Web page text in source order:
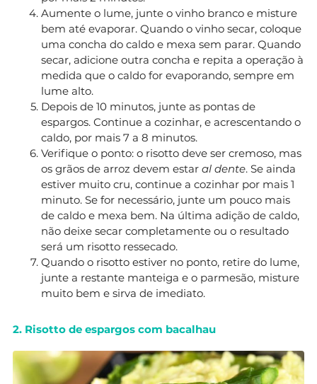
Aumente o lume, junte o vinho branco e misture
bem até evaporar. Quando o vinho secar, coloque
uma concha do caldo e mexa sem parar. Quando
secar, adicione outra concha e repita a operação à
medida que o caldo for evaporando, sempre em
lume alto.
Depois de 10 minutos, junte as pontas de
espargos. Continue a cozinhar, e acrescentando o
caldo, por mais 7 a 8 minutos.
Verifique o ponto: o risotto deve ser cremoso, mas
os grãos de arroz devem estar al dente. Se ainda
estiver muito cru, continue a cozinhar por mais 1
minuto. Se for necessário, junte um pouco mais
de caldo e mexa bem. Na última adição de caldo,
não deixe secar completamente ou o resultado
será um risotto ressecado.
Quando o risotto estiver no ponto, retire do lume,
junte a restante manteiga e o parmesão, misture
muito bem e sirva de imediato.
2. Risotto de espargos com bacalhau